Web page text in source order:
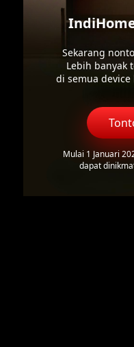
Sekarang
Lebih banyak
di semua
Mulai 1 Januari
dapat